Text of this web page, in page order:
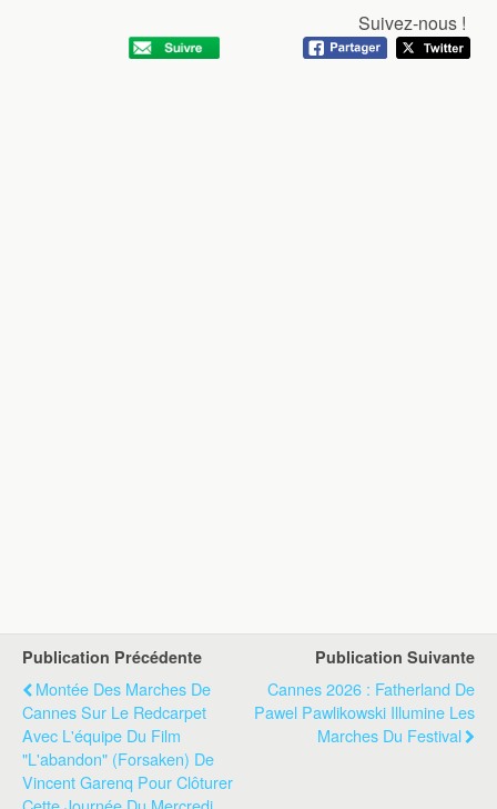
Suivez-nous !
Publication Précédente
Montée Des Marches De
Cannes Sur Le Redcarpet
Avec L'équipe Du Film
"L'abandon" (Forsaken) De
Vincent Garenq Pour Clôturer
Publication Suivante
Cannes 2026 : Fatherland De
Pawel Pawlikowski Illumine Les
Marches Du Festival